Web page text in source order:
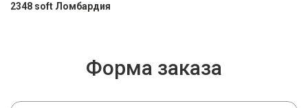
2348 soft Ломбардия
Форма заказа